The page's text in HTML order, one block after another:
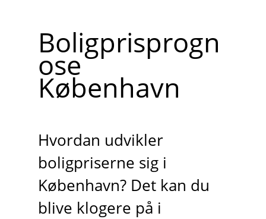
Boligprisprogn
ose
København
Hvordan udvikler
boligpriserne sig i
København? Det kan du
blive klogere på i